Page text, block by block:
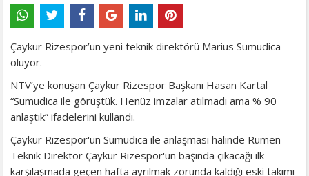
Çaykur Rizespor’un yeni teknik direktörü Marius Sumudica
oluyor.
NTV’ye konuşan Çaykur Rizespor Başkanı Hasan Kartal
“Sumudica ile görüştük. Henüz imzalar atılmadı ama % 90
anlaştık” ifadelerini kullandı.
Çaykur Rizespor'un Sumudica ile anlaşması halinde Rumen
Teknik Direktör Çaykur Rizespor'un başında çıkacağı ilk
karşılaşmada geçen hafta ayrılmak zorunda kaldığı eski takımı